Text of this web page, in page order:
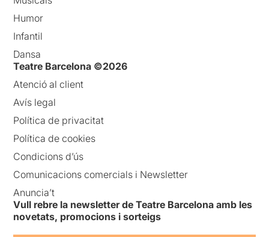
Humor
Infantil
Dansa
Teatre Barcelona ©2026
Atenció al client
Avís legal
Política de privacitat
Política de cookies
Condicions d’ús
Comunicacions comercials i Newsletter
Anuncia’t
Vull rebre la newsletter de Teatre Barcelona amb les
novetats, promocions i sorteigs